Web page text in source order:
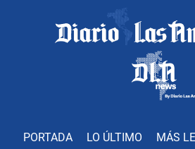
PORTADA LO ÚLTIMO MÁS